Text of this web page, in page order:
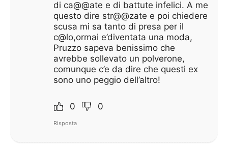
di ca@@ate e di battute infelici. A me
questo dire str@@zate e poi chiedere
scusa mi sa tanto di presa per il
c@lo,ormai e’diventata una moda,
Pruzzo sapeva benissimo che
avrebbe sollevato un polverone,
comunque c’e da dire che questi ex
sono uno peggio dell’altro!
0 0
Risposta